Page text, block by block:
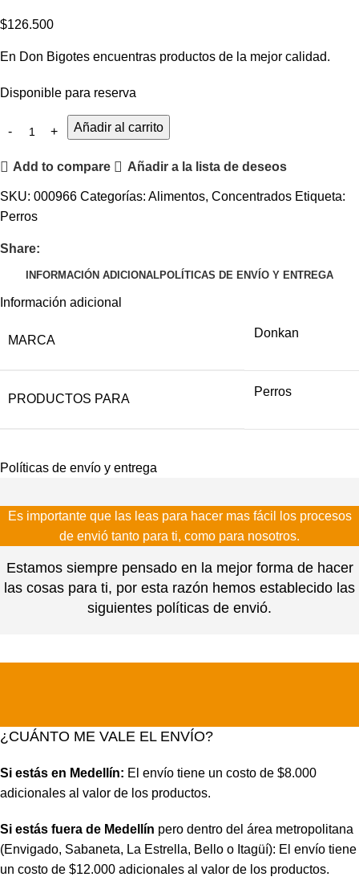
$126.500
En Don Bigotes encuentras productos de la mejor calidad.
Disponible para reserva
Añadir al carrito
Add to compare Añadir a la lista de deseos
SKU: 000966 Categorías: Alimentos, Concentrados Etiqueta:
Perros
Share:
INFORMACIÓN ADICIONALPOLÍTICAS DE ENVÍO Y ENTREGA
Información adicional
MARCA
Donkan
PRODUCTOS PARA
Perros
Políticas de envío y entrega
Es importante que las leas para hacer mas fácil los procesos
de envió tanto para ti, como para nosotros.
Estamos siempre pensado en la mejor forma de hacer
las cosas para ti, por esta razón hemos establecido las
siguientes políticas de envió.
¿CUÁNTO ME VALE EL ENVÍO?
Si estás en Medellín: El envío tiene un costo de $8.000
adicionales al valor de los productos.
Si estás fuera de Medellín pero dentro del área metropolitana
(Envigado, Sabaneta, La Estrella, Bello o Itagüí): El envío tiene
un costo de $12.000 adicionales al valor de los productos.